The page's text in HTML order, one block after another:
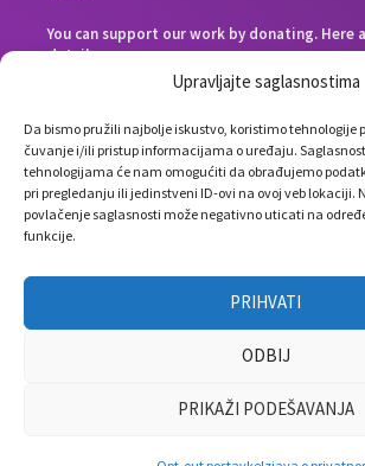
Upravljajte saglasnostima
Da bismo pružili najbolje iskustvo, koristimo tehnologije
čuvanje i/ili pristup informacijama o uređaju.
tehnologijama će nam omogućiti da obrađujemo
pri pregledanju ili jedinstveni ID-ovi na ovoj veb lokaciji.
povlačenje saglasnosti može negativno uticati na
funkcije.
PRIHVATI
ODBIJ
PRIKAŽI PODEŠAVANJA
You can support our work by donating. Here
details:
Beneficiary bank: Raiffeisen Bank d.d. Bosna
Zmaja od Bosne 88, 71000 Sarajevo, Bosnia
End beneficiary: Društvo Nauka i svijet,
71000 Sarajevo, Bosnia and Herzegovina
IBAN: BA391610000183780188
SWIFT: RZBABA2S
Please note the payment purpose as
Thank you!
info(at)naukagovori.ba